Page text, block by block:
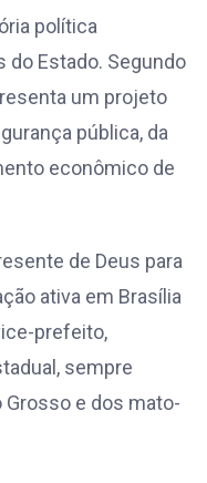
política
do Estado. Segundo
um projeto
pública, da
econômico de
de Deus para
ativa em Brasília
prefeito,
sempre
e dos mato-